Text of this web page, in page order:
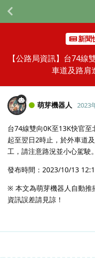
新聞
【公路局資訊】台74線
車道及路肩
萌芽機器人 2023
台74線雙向0K至13K快官
起至翌日2時止，於外車道
工，請注意路況並小心駕駛。
發布時間：2023/10/13
※ 本文為萌芽機器人自動推
資訊誤差請見諒！